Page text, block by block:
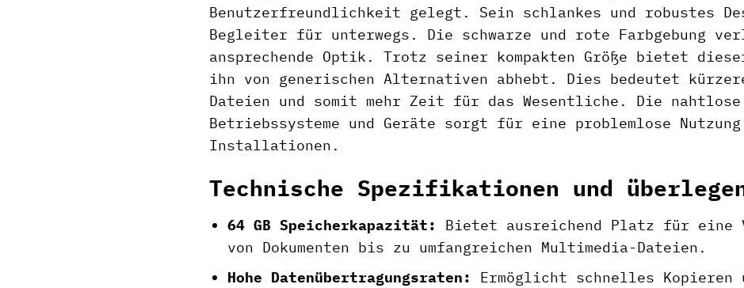
Benutzerfreundlichkeit gelegt. Sein schlankes und robustes
Begleiter für unterwegs. Die schwarze und rote Farbgebung
ansprechende Optik. Trotz seiner kompakten Größe bietet
ihn von generischen Alternativen abhebt. Dies bedeutet
Dateien und somit mehr Zeit für das Wesentliche. Die
Betriebssysteme und Geräte sorgt für eine problemlose
Installationen.
Technische Spezifikationen und
64 GB Speicherkapazität:
Bietet ausreichend Platz für
von Dokumenten bis zu umfangreichen Multimedia-Dateien.
Hohe Datenübertragungsraten:
Ermöglicht schnelles Kopieren